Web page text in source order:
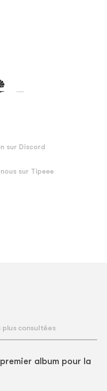
plus consultées
album pour la